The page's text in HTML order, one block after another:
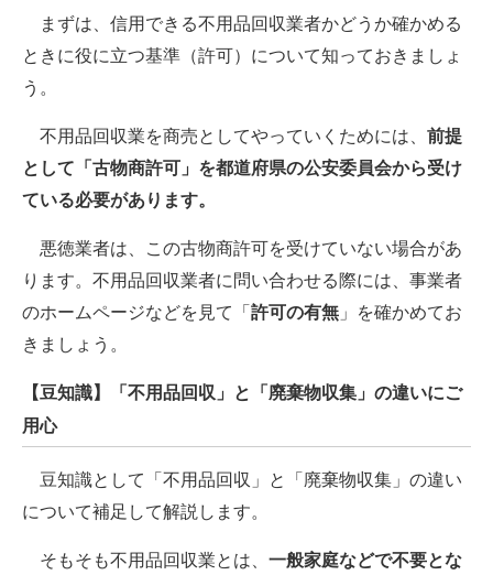
まずは、信用できる不用品回収業者かどうか確かめる
ときに役に立つ基準（許可）について知っておきましょ
う。
不用品回収業を商売としてやっていくためには、 前提
として「古物商許可」を都道府県の公安委員会から受け
ている必要があります。
悪徳業者は、この古物商許可を受けていない場合があ
ります。不用品回収業者に問い合わせる際には、事業者
のホームページなどを見て「 許可の有無 」を確かめてお
きましょう。
【豆知識】「不用品回収」と「廃棄物収集」の違いにご
用心
豆知識として「不用品回収」と「廃棄物収集」の違い
について補足して解説します。
そもそも不用品回収業とは、 一般家庭などで不要とな